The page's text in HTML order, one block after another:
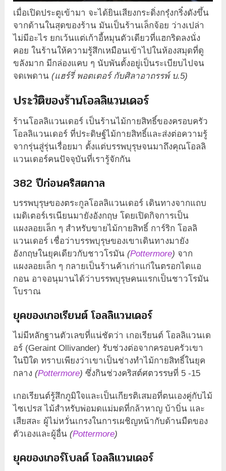
เมื่อเปิดประตูเข้ามา จะได้ยินเสียงกระดิ่งกรุ๋งกริ๋งดังขึ้น
จากด้านในสุดของร้าน มันเป็นร้านเล็กจ้อย ว่างเปล่า
ไม่มีอะไร ยกเว้นแต่เก้าอี้หมุนตัวเดียวที่แฮกริดลงนั่ง
คอย ในร้านให้ความรู้สึกเหมือนเข้าไปในห้องสมุดที่ดู
ขลังมาก มีกล่องแคบ ๆ นับพันตั้งอยู่เป็นระเบียบไปจน
จดเพดาน (แฮร์รี่ พอตเตอร์ กับศิลาอาถรรพ์ บ.5)
ประวัติของร้านโอลลิแวนเดอร์
ร้านโอลลิแวนเดอร์ เป็นร้านไม้กายสิทธิ์ของครอบครัว
โอลลิแวนเดอร์ ที่ประดิษฐ์ไม้กายสิทธิ์และส่งต่อความรู้
จากรุ่นสู่รุ่นเรื่อยมา ตั้งแต่บรรพบุรุษจนมาถึงคุณโอลลิ
แวนเดอร์คนปัจจุบันที่เรารู้จักกัน
382 ปีก่อนคริสตกาล
บรรพบุรุษของตระกูลโอลลิแวนเดอร์ เดินทางจากแถบ
เมดิเตอร์เรเนียนมายังอังกฤษ โดยเปิดกิจการเป็น
แผงลอยเล็ก ๆ สำหรับขายไม้กายสิทธิ์ การ์ริก โอลลิ
แวนเดอร์ เชื่อว่าบรรพบุรุษของเขาเดินทางมายัง
อังกฤษในยุคเดียวกับชาวโรมัน(Pottermore) จาก
แผงลอยเล็ก ๆ กลายเป็นร้านค้าเก่าแก่ในตรอกไดแอ
กอน อาจอนุมานได้ว่าบรรพบุรุษคนแรกเป็นชาวโรมัน
โบราณ
ยุคของเกอเรียนต์ โอลลิแวนเดอร์
ไม่มีหลักฐานตัวเลขที่แน่ชัดว่า เกอเรียนต์ โอลลิแวนเด
อร์ (Geraint Ollivander) รับช่วงต่อจากครอบครัวเขา
ในปีใด ทราบเพียงว่าเขาเป็นช่างทำไม้กายสิทธิ์ในยุค
กลาง (Pottermore) ซึ่งกินช่วงคริสต์ศตวรรษที่ 5 -15
เกอเรียนต์รู้สึกภูมิใจและเป็นเกียรติเสมอที่ตนเองคู่กับไม้
ไซเปรส ไม้สำหรับพ่อมดแม่มดที่กล้าหาญ บ้าบิ่น และ
เสียสละ ผู้ไม่หวั่นเกรงในการเผชิญหน้ากับด้านมืดของ
ตัวเองและผู้อื่น(Pottermore)
ยุคของเกอร์โบลด์ โอลลิแวนเดอร์